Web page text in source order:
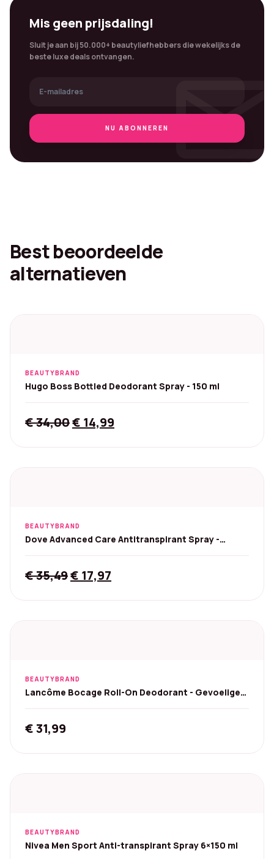
Mis geen prijsdaling!
Sluit je aan bij 50.000+ beautyliefhebbers die wekelijks de
beste luxe deals ontvangen.
NU ABONNEREN
Best beoordeelde
alternatieven
BEAUTYBRAND
Hugo Boss Bottled Deodorant Spray - 150 ml
€34,00Original
€ 34,00.
€ 14,99
€ 14,99.
BEAUTYBRAND
Dove Advanced Care Antitranspirant Spray -
€35,49Original
€ 35,49.
€ 17,97
€ 17,97.
BEAUTYBRAND
Lancôme Bocage Roll-On Deodorant - Gevoelige
€31,99
BEAUTYBRAND
Nivea Men Sport Anti-transpirant Spray 6×150 ml